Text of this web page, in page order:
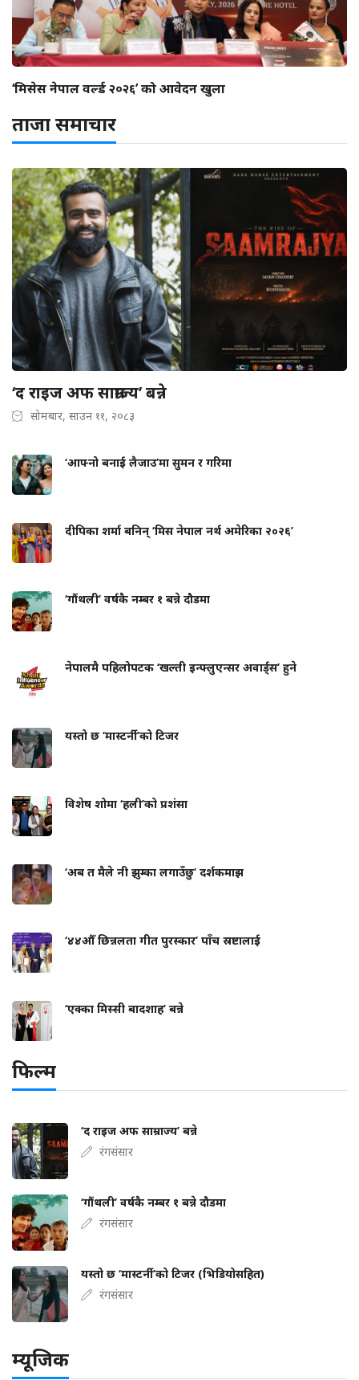
‘मिसेस नेपाल वर्ल्ड २०२६’ को आवेदन खुला
ताजा समाचार
‘द राइज अफ साम्राज्य’ बन्ने
सोमबार, साउन ११, २०८३
‘आफ्नो बनाई लैजाउ’मा सुमन र गरिमा
दीपिका शर्मा बनिन् ‘मिस नेपाल नर्थ अमेरिका २०२६’
‘गौंथली’ वर्षकै नम्बर १ बन्ने दौडमा
नेपालमै पहिलोपटक ‘खल्ती इन्फ्लुएन्सर अवार्ड्स’ हुने
यस्तो छ ‘मास्टर्नी’को टिजर
विशेष शोमा ‘हली’को प्रशंसा
‘अब त मैले नी झुम्का लगाउँछु’ दर्शकमाझ
‘४४औँ छिन्नलता गीत पुरस्कार’ पाँच स्रष्टालाई
‘एक्का मिस्सी बादशाह’ बन्ने
फिल्म
‘द राइज अफ साम्राज्य’ बन्ने
रंगसंसार
‘गौंथली’ वर्षकै नम्बर १ बन्ने दौडमा
रंगसंसार
यस्तो छ ‘मास्टर्नी’को टिजर (भिडियोसहित)
रंगसंसार
म्यूजिक